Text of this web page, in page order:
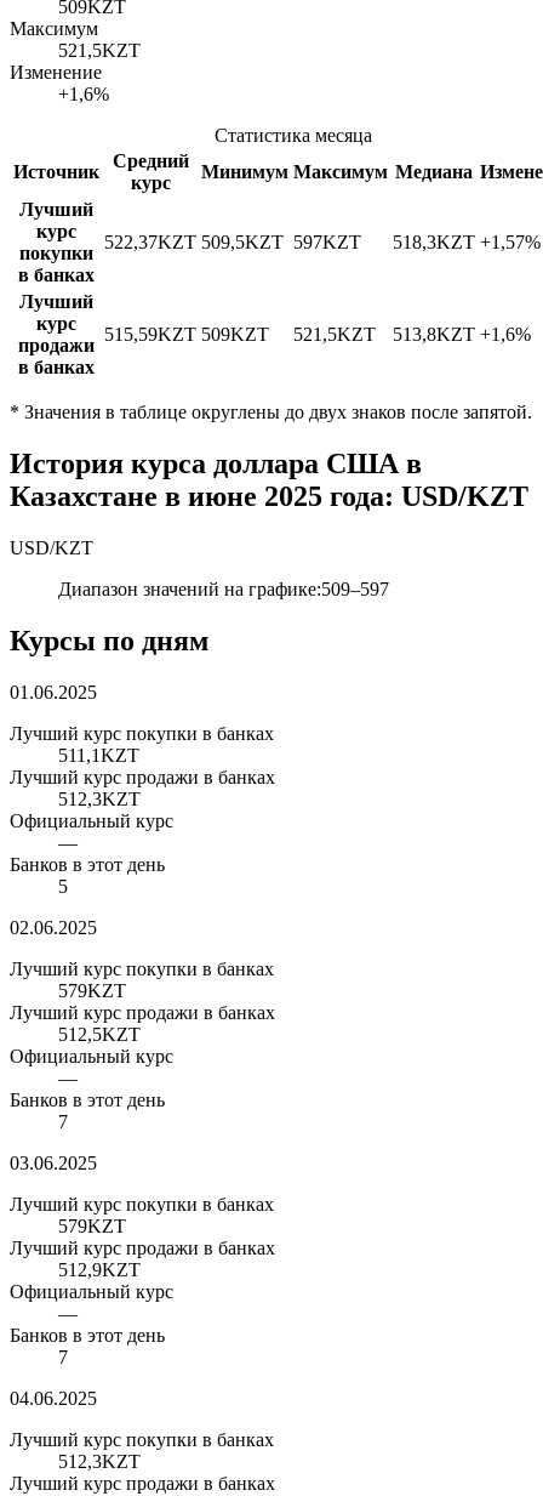
509KZT
Максимум
521,5KZT
Изменение
+1,6%
Статистика месяца
Источник
Средний
курс
Минимум Максимум Медиана
Лучший
курс
покупки
в банках
522,37KZT 509,5KZT 597KZT 518,3KZT +1,57%
Лучший
курс
продажи
в банках
515,59KZT 509KZT 521,5KZT 513,8KZT +1,6%
* Значения в таблице округлены до двух знаков после запятой.
История курса доллара США в
Казахстане в июне 2025 года: USD/KZT
USD/KZT
Диапазон значений на графике:509–597
Курсы по дням
01.06.2025
Лучший курс покупки в банках
511,1KZT
Лучший курс продажи в банках
512,3KZT
Официальный курс
—
Банков в этот день
5
02.06.2025
Лучший курс покупки в банках
579KZT
Лучший курс продажи в банках
512,5KZT
Официальный курс
—
Банков в этот день
7
03.06.2025
Лучший курс покупки в банках
579KZT
Лучший курс продажи в банках
512,9KZT
Официальный курс
—
Банков в этот день
7
04.06.2025
Лучший курс покупки в банках
512,3KZT
Лучший курс продажи в банках